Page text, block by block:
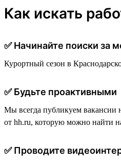
Как искать
✅ Начинайте поиски за
Курортный сезон в
✅ Будьте проактивными
Мы всегда публикуем вакансии
от hh.ru, которую можно найти
✅ Проводите